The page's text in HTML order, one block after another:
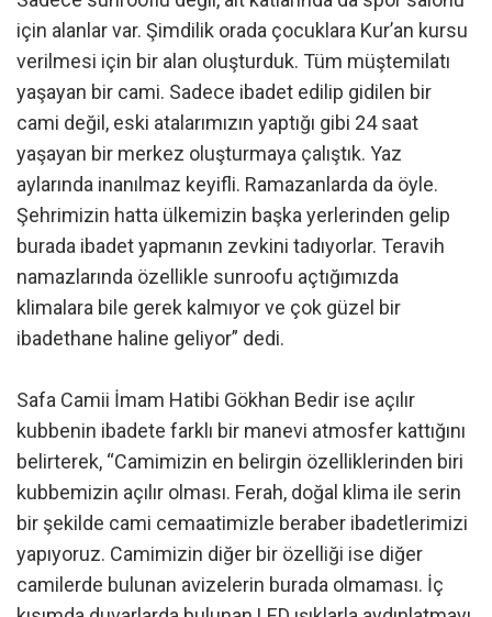
için alanlar var. Şimdilik orada çocuklara Kur’an kursu
verilmesi için bir alan oluşturduk. Tüm müştemilatı
yaşayan bir cami. Sadece ibadet edilip gidilen bir
cami değil, eski atalarımızın yaptığı gibi 24 saat
yaşayan bir merkez oluşturmaya çalıştık. Yaz
aylarında inanılmaz keyifli. Ramazanlarda da öyle.
Şehrimizin hatta ülkemizin başka yerlerinden gelip
burada ibadet yapmanın zevkini tadıyorlar. Teravih
namazlarında özellikle sunroofu açtığımızda
klimalara bile gerek kalmıyor ve çok güzel bir
ibadethane haline geliyor” dedi.
Safa Camii İmam Hatibi Gökhan Bedir ise açılır
kubbenin ibadete farklı bir manevi atmosfer kattığını
belirterek, “Camimizin en belirgin özelliklerinden biri
kubbemizin açılır olması. Ferah, doğal klima ile serin
bir şekilde cami cemaatimizle beraber ibadetlerimizi
yapıyoruz. Camimizin diğer bir özelliği ise diğer
camilerde bulunan avizelerin burada olmaması. İç